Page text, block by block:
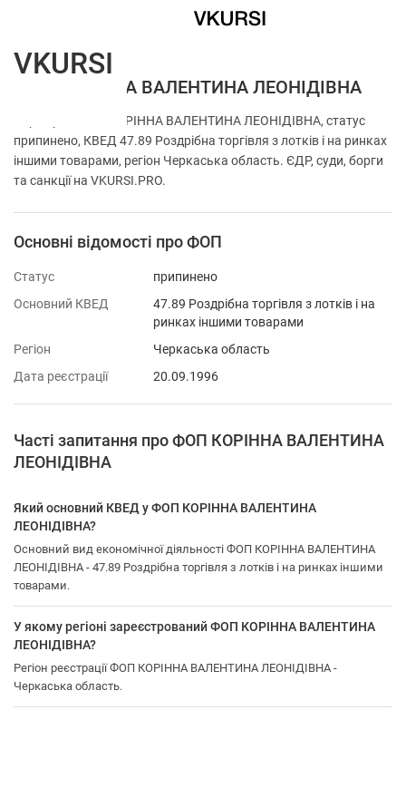
ФОП КОРІННА ВАЛЕНТИНА ЛЕОНІДІВНА
Перевірка ФОП КОРІННА ВАЛЕНТИНА ЛЕОНІДІВНА, статус
припинено, КВЕД 47.89 Роздрібна торгівля з лотків і на ринках
іншими товарами, регіон Черкаська область. ЄДР, суди, борги
та санкції на VKURSI.PRO.
Основні відомості про ФОП
Статус
припинено
Основний КВЕД
47.89 Роздрібна торгівля з лотків і на
ринках іншими товарами
Регіон
Черкаська область
Дата реєстрації
20.09.1996
Часті запитання про ФОП КОРІННА ВАЛЕНТИНА
ЛЕОНІДІВНА
Який основний КВЕД у ФОП КОРІННА ВАЛЕНТИНА
ЛЕОНІДІВНА?
Основний вид економічної діяльності ФОП КОРІННА ВАЛЕНТИНА
ЛЕОНІДІВНА - 47.89 Роздрібна торгівля з лотків і на ринках іншими
товарами.
У якому регіоні зареєстрований ФОП КОРІННА ВАЛЕНТИНА
ЛЕОНІДІВНА?
Регіон реєстрації ФОП КОРІННА ВАЛЕНТИНА ЛЕОНІДІВНА -
Черкаська область.
VKURSI